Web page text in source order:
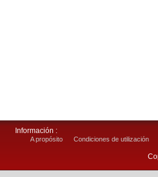
Información :
A propósito Condiciones de utilización